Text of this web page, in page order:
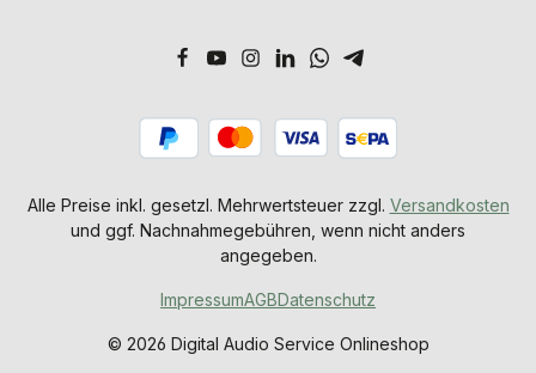
Alle Preise inkl. gesetzl. Mehrwertsteuer zzgl. Versandkosten
und ggf. Nachnahmegebühren, wenn nicht anders
angegeben.
© 2026 Digital Audio Service Onlineshop
ImpressumAGBDatenschutz